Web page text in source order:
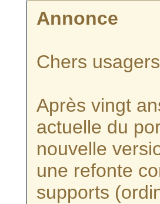
Annonce
Chers
Après vingt
actuelle du
nouvelle
une refonte
supports